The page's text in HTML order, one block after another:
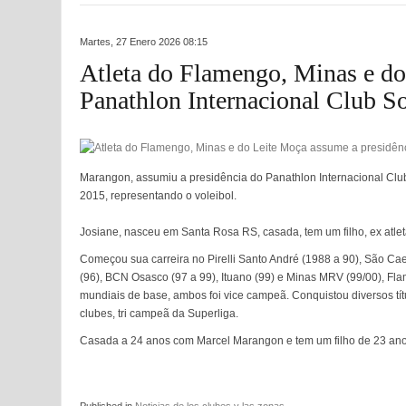
Martes, 27 Enero 2026 08:15
Atleta do Flamengo, Minas e
Panathlon Internacional Club
Marangon, assumiu a presidência do Panathlon Internacional
2015, representando o voleibol.
Josiane, nasceu em Santa Rosa RS, casada, tem um filho, ex
Começou sua carreira no Pirelli Santo André (1988 a 90), São
(96), BCN Osasco (97 a 99), Ituano (99) e Minas MRV (99/00),
mundiais de base, ambos foi vice campeã. Conquistou diversos
clubes, tri campeã da Superliga.
Casada a 24 anos com Marcel Marangon e tem um filho de 23